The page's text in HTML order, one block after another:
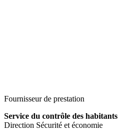
Fournisseur de prestation
Service du contrôle des habitants
Direction Sécurité et économie